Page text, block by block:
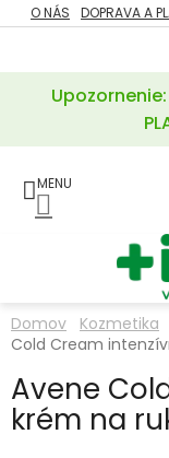
Prejsť
na
Upozornenie:
O NÁS DOPRAVA A
ZĽAVY
POTREBY
A
LIEKY
VITAMÍNY
MINERÁLY
Domov Kozmetika
Cold Cream
Avene
krém na